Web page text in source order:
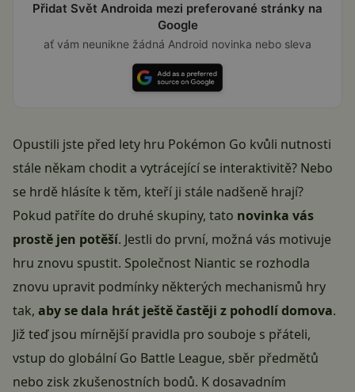
Přidat Svět Androida mezi preferované stránky na
Google
ať vám neunikne žádná Android novinka nebo sleva
Opustili jste před lety hru Pokémon Go kvůli nutnosti
stále někam chodit a vytrácející se interaktivitě? Nebo
se hrdě hlásíte k těm, kteří ji stále nadšeně hrají?
Pokud patříte do druhé skupiny, tato novinka vás
prostě jen potěší. Jestli do první, možná vás motivuje
hru znovu spustit. Společnost Niantic se rozhodla
znovu upravit podmínky některých mechanismů hry
tak, aby se dala hrát ještě častěji z pohodlí domova.
Již teď jsou mírnější pravidla pro souboje s přáteli,
vstup do globální Go Battle League, sběr předmětů
nebo zisk zkušenostních bodů. K dosavadním